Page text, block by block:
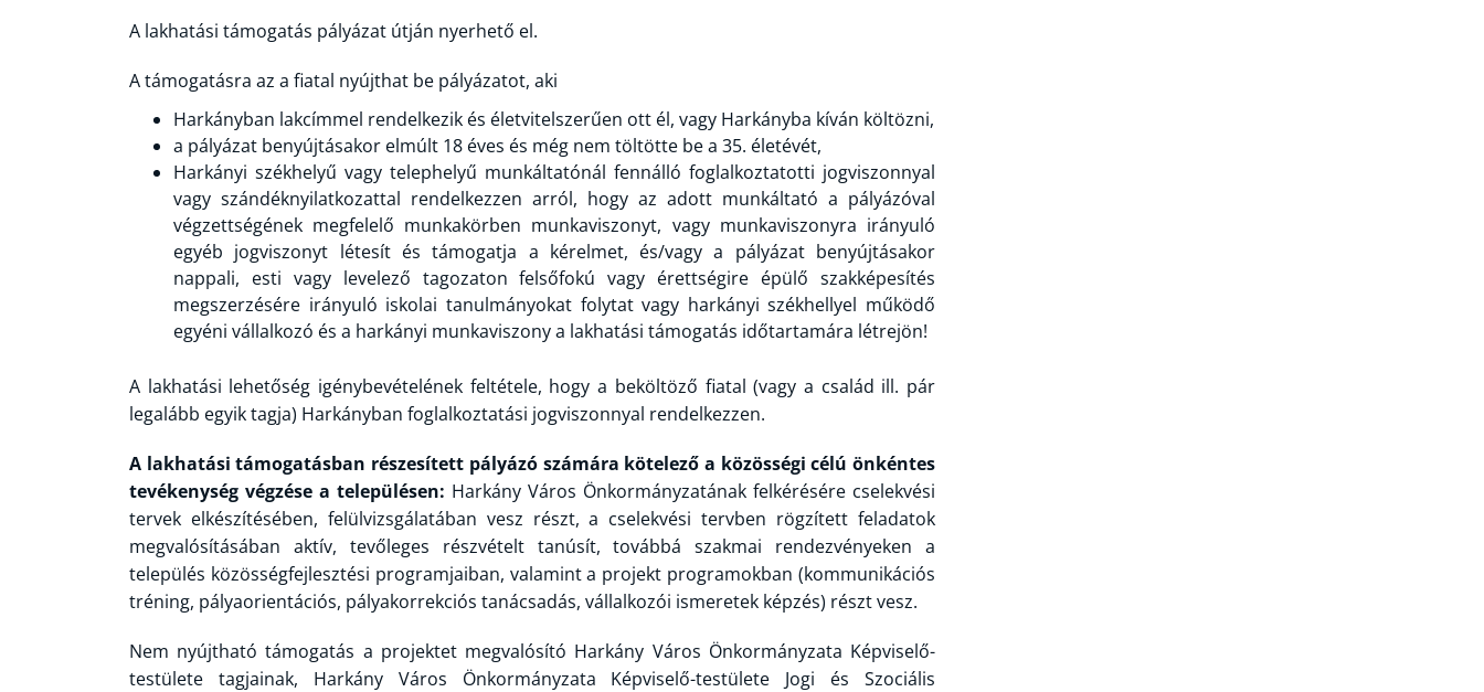
A lakhatási támogatás pályázat útján nyerhető el.
A támogatásra az a fiatal nyújthat be pályázatot, aki
Harkányban lakcímmel rendelkezik és életvitelszerűen ott él, vagy Harkányba kíván költözni,
a pályázat benyújtásakor elmúlt 18 éves és még nem töltötte be a 35. életévét,
Harkányi székhelyű vagy telephelyű munkáltatónál fennálló foglalkoztatotti jogviszonnyal
vagy szándéknyilatkozattal rendelkezzen arról, hogy az adott munkáltató a pályázóval
végzettségének megfelelő munkakörben munkaviszonyt, vagy munkaviszonyra irányuló
egyéb jogviszonyt létesít és támogatja a kérelmet, és/vagy a pályázat benyújtásakor
nappali, esti vagy levelező tagozaton felsőfokú vagy érettségire épülő szakképesítés
megszerzésére irányuló iskolai tanulmányokat folytat vagy harkányi székhellyel működő
egyéni vállalkozó és a harkányi munkaviszony a lakhatási támogatás időtartamára létrejön!
A lakhatási lehetőség igénybevételének feltétele, hogy a beköltöző fiatal (vagy a család ill. pár
legalább egyik tagja) Harkányban foglalkoztatási jogviszonnyal rendelkezzen.
A lakhatási támogatásban részesített pályázó számára kötelező a közösségi célú önkéntes
tevékenység végzése a településen: Harkány Város Önkormányzatának felkérésére cselekvési
tervek elkészítésében, felülvizsgálatában vesz részt, a cselekvési tervben rögzített feladatok
megvalósításában aktív, tevőleges részvételt tanúsít, továbbá szakmai rendezvényeken a
település közösségfejlesztési programjaiban, valamint a projekt programokban (kommunikációs
tréning, pályaorientációs, pályakorrekciós tanácsadás, vállalkozói ismeretek képzés) részt vesz.
Nem nyújtható támogatás a projektet megvalósító Harkány Város Önkormányzata Képviselő-
testülete tagjainak, Harkány Város Önkormányzata Képviselő-testülete Jogi és Szociális